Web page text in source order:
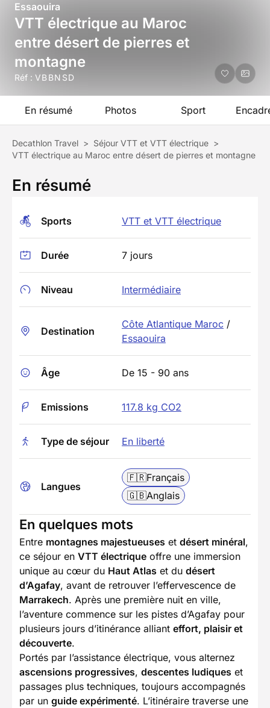
Essaouira
VTT électrique au Maroc
entre désert de pierres et
montagne
Réf : VBBNSD
En résumé Photos Sport
Decathlon Travel > Séjour VTT et VTT électrique >
VTT électrique au Maroc entre désert de pierres et montagne
En résumé
Sports VTT et VTT électrique
Durée 7 jours
Niveau Intermédiaire
Destination
Côte Atlantique Maroc /
Essaouira
Âge De 15 - 90 ans
Emissions 117.8 kg CO2
Type de séjour En liberté
Langues
🇫🇷Français
🇬🇧Anglais
En quelques mots
Entre montagnes majestueuses et désert minéral,
ce séjour en VTT électrique offre une immersion
unique au cœur du Haut Atlas et du désert
d’Agafay, avant de retrouver l’effervescence de
Marrakech. Après une première nuit en ville,
l’aventure commence sur les pistes d’Agafay pour
plusieurs jours d’itinérance alliant effort, plaisir et
découverte.
Portés par l’assistance électrique, vous alternez
ascensions progressives, descentes ludiques et
passages plus techniques, toujours accompagnés
par un guide expérimenté. L’itinéraire traverse une